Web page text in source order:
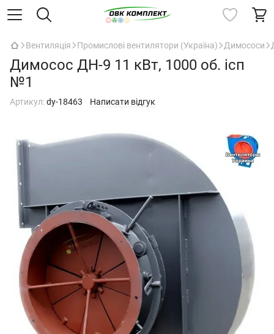
Вентиляція Промислові вентилятори (Україна) Димососи
Димосос ДН-9 11 кВт, 1000 об. ісп
№1
Артикул:dy-18463 Написати відгук